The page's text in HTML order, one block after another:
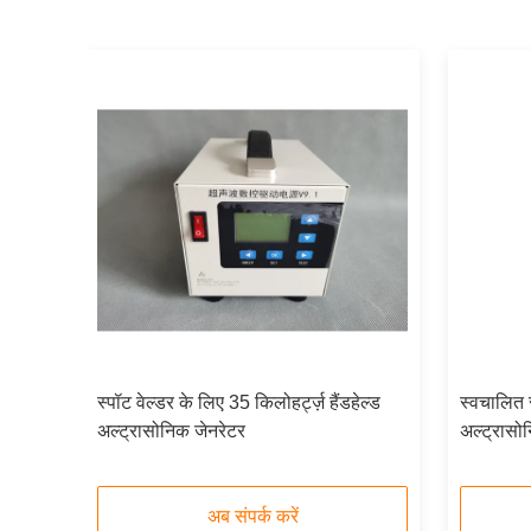
स्पॉट वेल्डर के लिए 35 किलोहर्ट्ज़ हैंडहेल्ड
अल्ट्रासोनिक जेनरेटर
अब संपर्क करें
स्वचालित